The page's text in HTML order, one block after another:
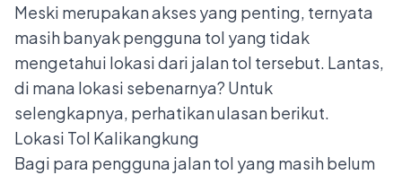
Meski merupakan akses yang penting, ternyata
masih banyak pengguna tol yang tidak
mengetahui lokasi dari jalan tol tersebut. Lantas,
di mana lokasi sebenarnya? Untuk
selengkapnya, perhatikan ulasan berikut.
Lokasi Tol Kalikangkung
Bagi para pengguna jalan tol yang masih belum